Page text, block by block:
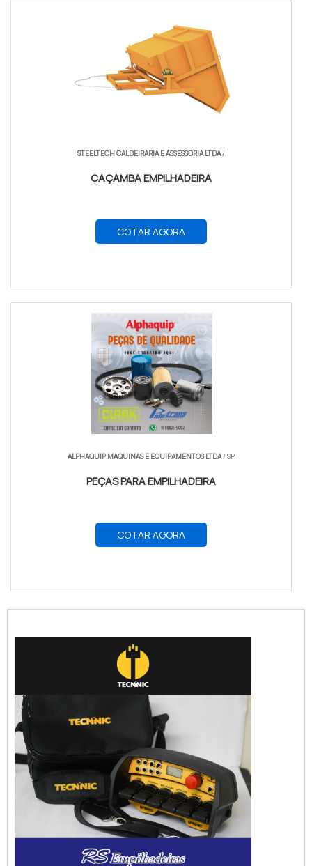
STEELTECH CALDEIRARIA E ASSESSORIA LTDA/
CAÇAMBA EMPILHADEIRA
COTAR AGORA
ALPHAQUIP MAQUINAS E EQUIPAMENTOS LTDA/ SP
PEÇAS PARA EMPILHADEIRA
COTAR AGORA